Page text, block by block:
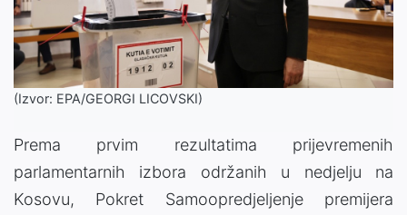
(Izvor: EPA/GEORGI LICOVSKI)
Prema prvim rezultatima prijevremenih
parlamentarnih izbora održanih u nedjelju na
Kosovu, Pokret Samoopredjeljenje premijera